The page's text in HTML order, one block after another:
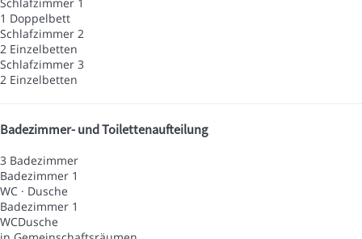
1 Doppelbett
Schlafzimmer 2
2 Einzelbetten
Schlafzimmer 3
2 Einzelbetten
Badezimmer- und Toilettenaufteilung
3 Badezimmer
Badezimmer 1
WC · Dusche
Badezimmer 1
WCDusche